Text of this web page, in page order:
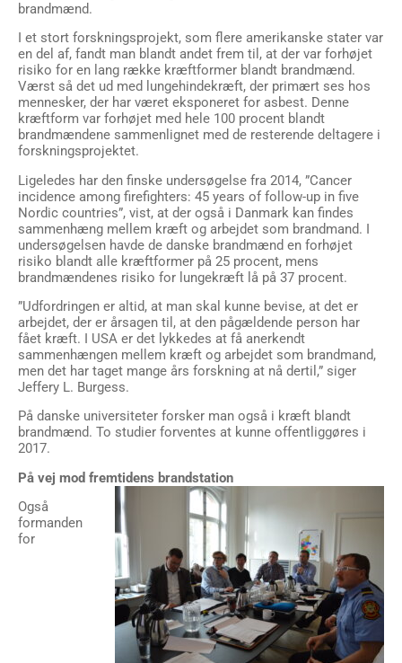
brandmænd.
I et stort forskningsprojekt, som flere amerikanske stater var
en del af, fandt man blandt andet frem til, at der var forhøjet
risiko for en lang række kræftformer blandt brandmænd.
Værst så det ud med lungehindekræft, der primært ses hos
mennesker, der har været eksponeret for asbest. Denne
kræftform var forhøjet med hele 100 procent blandt
brandmændene sammenlignet med de resterende deltagere i
forskningsprojektet.
Ligeledes har den finske undersøgelse fra 2014, ”Cancer
incidence among firefighters: 45 years of follow-up in five
Nordic countries”, vist, at der også i Danmark kan findes
sammenhæng mellem kræft og arbejdet som brandmand. I
undersøgelsen havde de danske brandmænd en forhøjet
risiko blandt alle kræftformer på 25 procent, mens
brandmændenes risiko for lungekræft lå på 37 procent.
”Udfordringen er altid, at man skal kunne bevise, at det er
arbejdet, der er årsagen til, at den pågældende person har
fået kræft. I USA er det lykkedes at få anerkendt
sammenhængen mellem kræft og arbejdet som brandmand,
men det har taget mange års forskning at nå dertil,” siger
Jeffery L. Burgess.
På danske universiteter forsker man også i kræft blandt
brandmænd. To studier forventes at kunne offentliggøres i
2017.
På vej mod fremtidens brandstation
Også
formanden
for